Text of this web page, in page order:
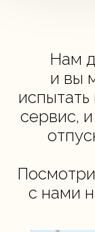
Нам
и вы
сервис,
с нами